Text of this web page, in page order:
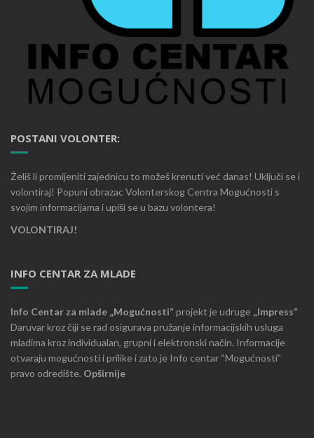
POSTANI VOLONTER:
Želiš li promijeniti zajednicu to možeš krenuti već danas! Uključi se i
volontiraj! Popuni obrazac Volonterskog Centra Mogućnosti s
svojim informacijama i upiši se u bazu volontera!
VOLONTIRAJ!
INFO CENTAR ZA MLADE
Info Centar za mlade „Mogućnosti“projekt je udruge „Impress“
Daruvar kroz čiji se rad osigurava pružanje informacijskih usluga
mladima kroz individualan, grupni i elektronski način. Informacije
otvaraju mogućnosti i prilike i zato je Info centar “Mogućnosti”
pravo odredište. Opširnije